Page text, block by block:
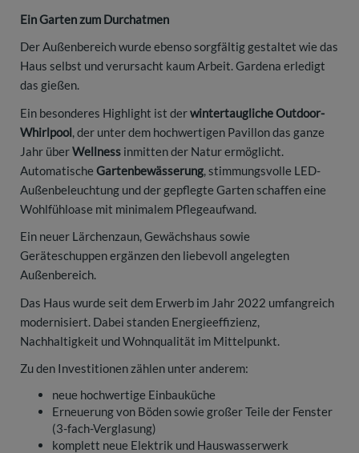
Ein Garten zum Durchatmen
Der Außenbereich wurde ebenso sorgfältig gestaltet wie das
Haus selbst und verursacht kaum Arbeit. Gardena erledigt
das gießen.
Ein besonderes Highlight ist derwintertaugliche Outdoor-
Whirlpool, der unter dem hochwertigen Pavillon das ganze
Jahr überWellness inmitten der Natur ermöglicht.
Automatische Gartenbewässerung, stimmungsvolle LED-
Außenbeleuchtung und der gepflegte Garten schaffen eine
Wohlfühloase mit minimalem Pflegeaufwand.
Ein neuer Lärchenzaun, Gewächshaus sowie
Geräteschuppen ergänzen den liebevoll angelegten
Außenbereich.
Das Haus wurde seit dem Erwerb im Jahr 2022 umfangreich
modernisiert. Dabei standen Energieeffizienz,
Nachhaltigkeit und Wohnqualität im Mittelpunkt.
Zu den Investitionen zählen unter anderem:
neue hochwertige Einbauküche
Erneuerung von Böden sowie großer Teile der Fenster
(3-fach-Verglasung)
komplett neue Elektrik und Hauswasserwerk